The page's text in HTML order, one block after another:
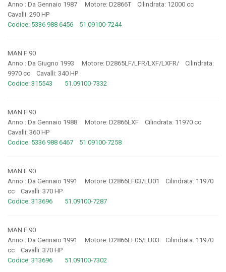
Anno : Da Gennaio 1987 Motore: D2866T Cilindrata: 12000 cc
Cavalli: 290 HP
Codice: 5336 988 6456 51.09100-7244
MAN F 90
Anno : Da Giugno 1993 Motore: D2865LF/LFR/LXF/LXFR/ Cilindrata:
9970 cc Cavalli: 340 HP
Codice: 315543 51.09100-7332
MAN F 90
Anno : Da Gennaio 1988 Motore: D2866LXF Cilindrata: 11970 cc
Cavalli: 360 HP
Codice: 5336 988 6467 51.09100-7258
MAN F 90
Anno : Da Gennaio 1991 Motore: D2866LF03/LU01 Cilindrata: 11970
cc Cavalli: 370 HP
Codice: 313696 51.09100-7287
MAN F 90
Anno : Da Gennaio 1991 Motore: D2866LF05/LU03 Cilindrata: 11970
cc Cavalli: 370 HP
Codice: 313696 51.09100-7302